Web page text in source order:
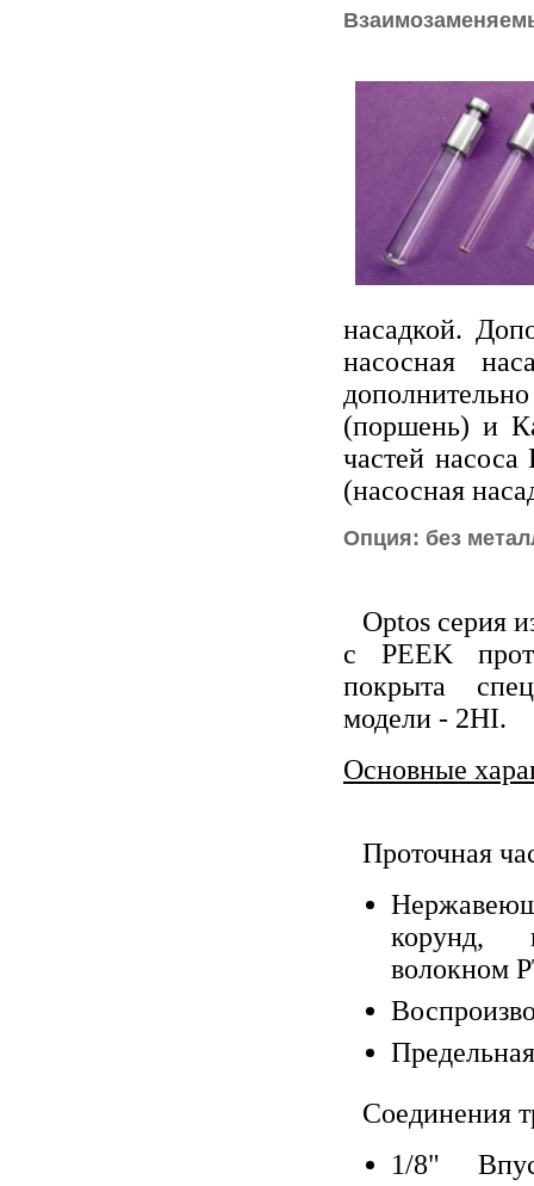
насадкой.
насосная
(поршень) и
частей
(насосная
Опция: без
Optos серия
с PEEK
покрыта
модели - 2HI.
Основные
Проточная
корунд,
волокном
Соединения
1/8"